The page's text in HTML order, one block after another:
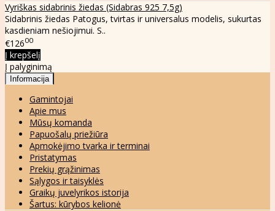
Vyriškas sidabrinis žiedas (Sidabras 925 7,5g)
Sidabrinis žiedas Patogus, tvirtas ir universalus modelis, sukurtas
kasdieniam nešiojimui. S..
€12600
Į krepšelį
Į palyginimą
Informacija
Gamintojai
Apie mus
Mūsų komanda
Papuošalų priežiūra
Apmokėjimo tvarka ir terminai
Pristatymas
Prekių grąžinimas
Sąlygos ir taisyklės
Graikų juvelyrikos istorija
Šartus: kūrybos kelionė